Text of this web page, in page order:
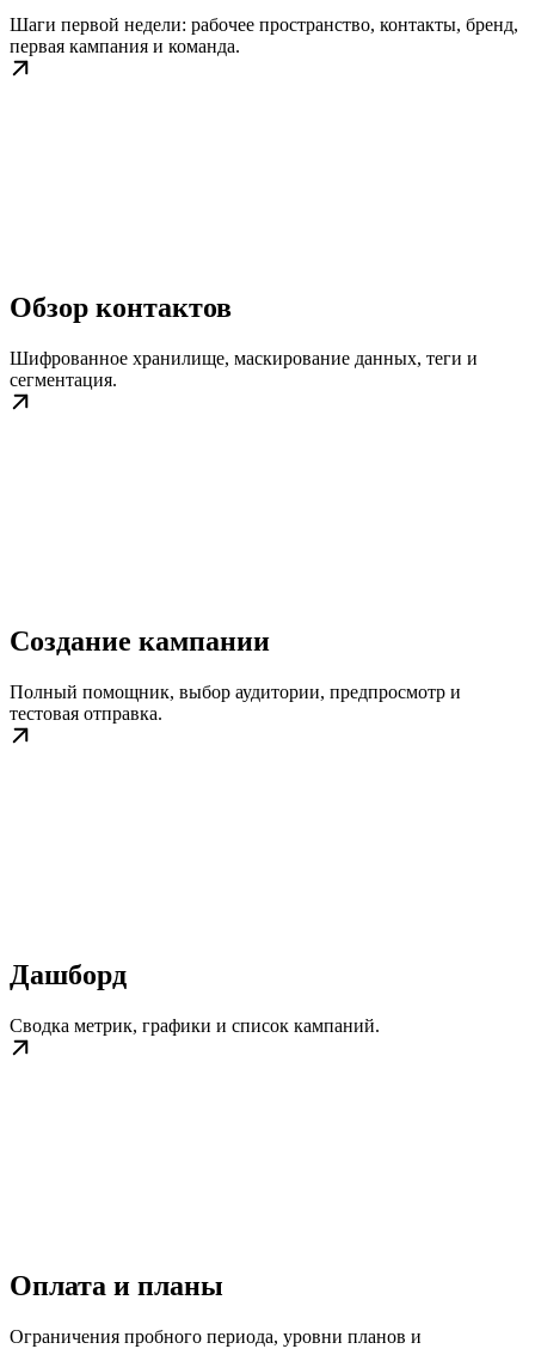
Шаги первой недели: рабочее пространство, контакты, бренд,
первая кампания и команда.
Обзор контактов
Шифрованное хранилище, маскирование данных, теги и
сегментация.
Создание кампании
Полный помощник, выбор аудитории, предпросмотр и
тестовая отправка.
Дашборд
Сводка метрик, графики и список кампаний.
Оплата и планы
Ограничения пробного периода, уровни планов и